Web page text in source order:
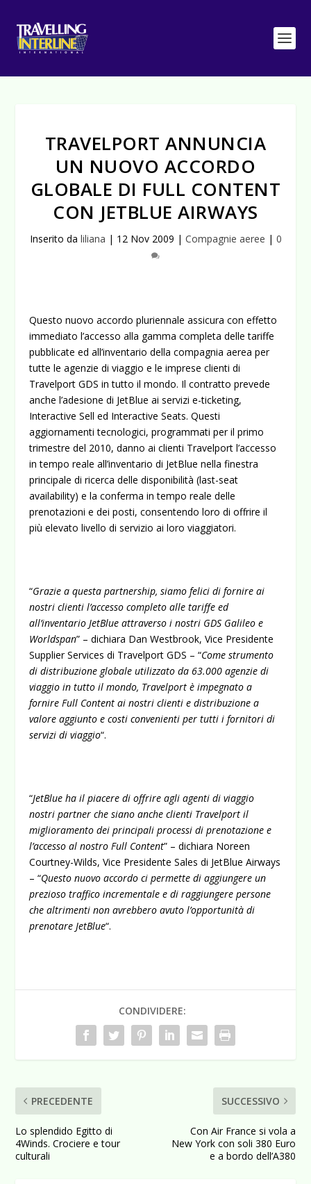
TRAVELPORT ANNUNCIA
UN NUOVO ACCORDO
GLOBALE DI FULL CONTENT
CON JETBLUE AIRWAYS
Inserito da liliana | 12 Nov 2009 | Compagnie aeree | 0
Questo nuovo accordo pluriennale assicura con effetto
immediato l’accesso alla gamma completa delle tariffe
pubblicate ed all’inventario della compagnia aerea per
tutte le agenzie di viaggio e le imprese clienti di
Travelport GDS in tutto il mondo. Il contratto prevede
anche l’adesione di JetBlue ai servizi e-ticketing,
Interactive Sell ed Interactive Seats. Questi
aggiornamenti tecnologici, programmati per il primo
trimestre del 2010, danno ai clienti Travelport l’accesso
in tempo reale all’inventario di JetBlue nella finestra
principale di ricerca delle disponibilità (last-seat
availability) e la conferma in tempo reale delle
prenotazioni e dei posti, consentendo loro di offrire il
più elevato livello di servizio ai loro viaggiatori.
“Grazie a questa partnership, siamo felici di fornire ai
nostri clienti l’accesso completo alle tariffe ed
all’inventario JetBlue attraverso i nostri GDS Galileo e
Worldspan” – dichiara Dan Westbrook, Vice Presidente
Supplier Services di Travelport GDS – “Come strumento
di distribuzione globale utilizzato da 63.000 agenzie di
viaggio in tutto il mondo, Travelport è impegnato a
fornire Full Content ai nostri clienti e distribuzione a
valore aggiunto e costi convenienti per tutti i fornitori di
servizi di viaggio“.
“JetBlue ha il piacere di offrire agli agenti di viaggio
nostri partner che siano anche clienti Travelport il
miglioramento dei principali processi di prenotazione e
l’accesso al nostro Full Content” – dichiara Noreen
Courtney-Wilds, Vice Presidente Sales di JetBlue Airways
– “Questo nuovo accordo ci permette di aggiungere un
prezioso traffico incrementale e di raggiungere persone
che altrimenti non avrebbero avuto l’opportunità di
prenotare JetBlue“.
CONDIVIDERE:
PRECEDENTE
Lo splendido Egitto di
4Winds. Crociere e tour
culturali
SUCCESSIVO
Con Air France si vola a
New York con soli 380 Euro
e a bordo dell’A380